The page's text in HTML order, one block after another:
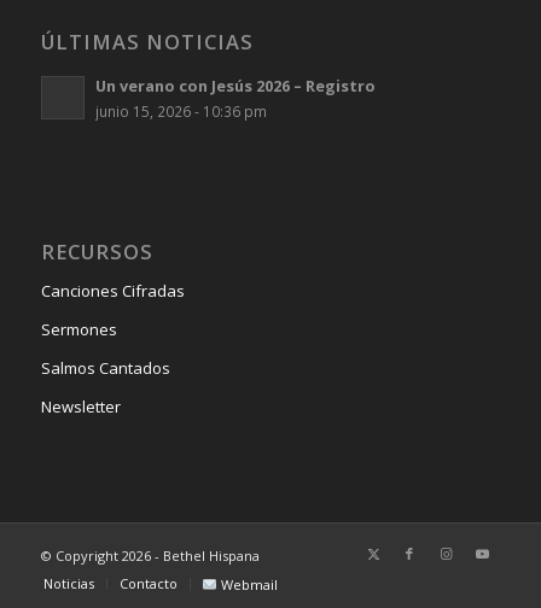
ÚLTIMAS NOTICIAS
Un verano con Jesús 2026 – Registro
junio 15, 2026 - 10:36 pm
RECURSOS
Canciones Cifradas
Sermones
Salmos Cantados
Newsletter
© Copyright 2026 - Bethel Hispana
Noticias
Contacto Webmail